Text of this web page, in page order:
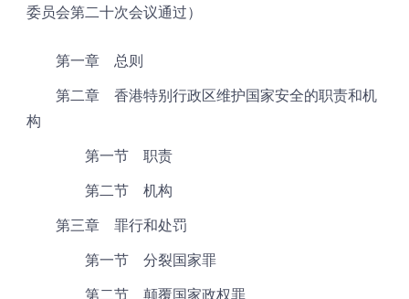
委员会第二十次会议通过）
第一章 总则
第二章 香港特别行政区维护国家安全的职责和机
构
第一节 职责
第二节 机构
第三章 罪行和处罚
第一节 分裂国家罪
第二节 颠覆国家政权罪